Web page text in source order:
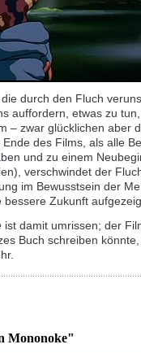
durch den Fluch
auffordern, etwas zu
– zwar glücklichen aber
des Films, als alle
und zu einem
verschwindet der
im Bewusstsein der
Zukunft
ist damit umrissen; der
Buch schreiben
Mononoke"